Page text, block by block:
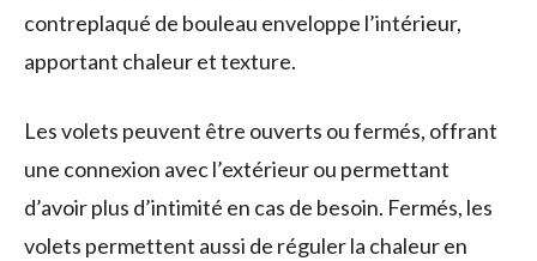
contreplaqué de bouleau enveloppe l’intérieur,
apportant chaleur et texture.
Les volets peuvent être ouverts ou fermés, offrant
une connexion avec l’extérieur ou permettant
d’avoir plus d’intimité en cas de besoin. Fermés, les
volets permettent aussi de réguler la chaleur en